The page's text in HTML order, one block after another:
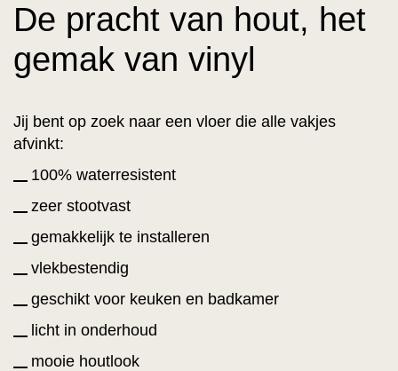
De pracht van hout, het
gemak van vinyl
Jij bent op zoek naar een vloer die alle vakjes
afvinkt:
100% waterresistent
zeer stootvast
gemakkelijk te installeren
vlekbestendig
geschikt voor keuken en badkamer
licht in onderhoud
mooie houtlook